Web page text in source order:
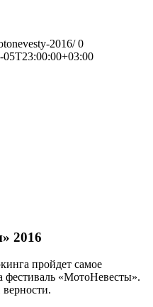
2016/ 0
05T23:00:00+03:00
2016
пройдет самое
фестиваль «МотоНевесты».